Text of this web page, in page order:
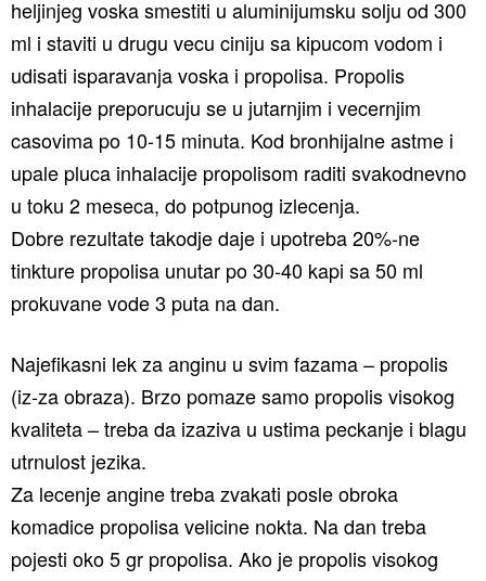
heljinjeg voska smestiti u aluminijumsku solju od 300
ml i staviti u drugu vecu ciniju sa kipucom vodom i
udisati isparavanja voska i propolisa. Propolis
inhalacije preporucuju se u jutarnjim i vecernjim
casovima po 10-15 minuta. Kod bronhijalne astme i
upale pluca inhalacije propolisom raditi svakodnevno
u toku 2 meseca, do potpunog izlecenja.
Dobre rezultate takodje daje i upotreba 20%-ne
tinkture propolisa unutar po 30-40 kapi sa 50 ml
prokuvane vode 3 puta na dan.
Najefikasni lek za anginu u svim fazama – propolis
(iz-za obraza). Brzo pomaze samo propolis visokog
kvaliteta – treba da izaziva u ustima peckanje i blagu
utrnulost jezika.
Za lecenje angine treba zvakati posle obroka
komadice propolisa velicine nokta. Na dan treba
pojesti oko 5 gr propolisa. Ako je propolis visokog